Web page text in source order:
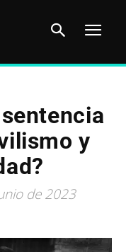
y
de 2023